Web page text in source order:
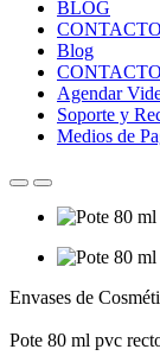
BLOG
CONTACTO
Blog
CONTACTO
Agendar
Soporte y
Medios de
Envases de
Pote 80 ml pvc